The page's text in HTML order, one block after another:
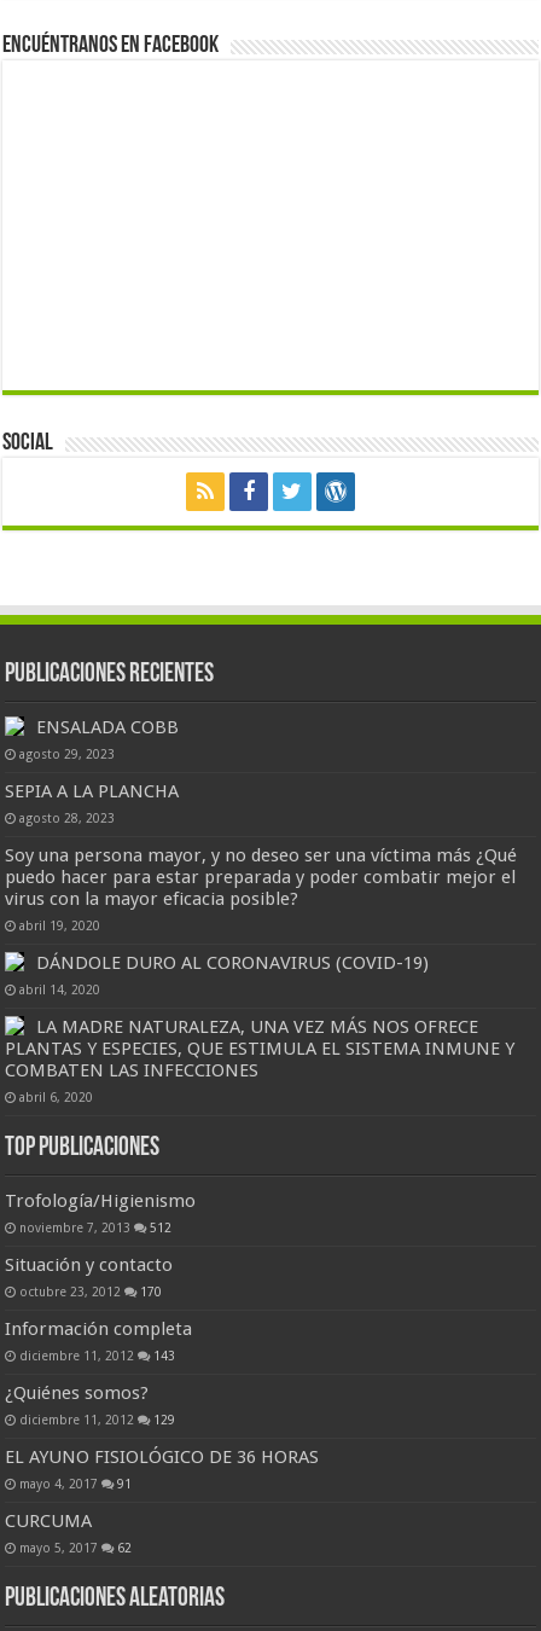
Encuéntranos en Facebook
Social
Publicaciones Recientes
ENSALADA COBB
agosto 29, 2023
SEPIA A LA PLANCHA
agosto 28, 2023
Soy una persona mayor, y no deseo ser una víctima más ¿Qué
puedo hacer para estar preparada y poder combatir mejor el
virus con la mayor eficacia posible?
abril 19, 2020
DÁNDOLE DURO AL CORONAVIRUS (COVID-19)
abril 14, 2020
LA MADRE NATURALEZA, UNA VEZ MÁS NOS OFRECE
PLANTAS Y ESPECIES, QUE ESTIMULA EL SISTEMA INMUNE Y
COMBATEN LAS INFECCIONES
abril 6, 2020
Top Publicaciones
Trofología/Higienismo
noviembre 7, 2013 512
Situación y contacto
octubre 23, 2012 170
Información completa
diciembre 11, 2012 143
¿Quiénes somos?
diciembre 11, 2012 129
EL AYUNO FISIOLÓGICO DE 36 HORAS
mayo 4, 2017 91
CURCUMA
mayo 5, 2017 62
Publicaciones Aleatorias